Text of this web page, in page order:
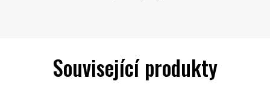
Související produkty